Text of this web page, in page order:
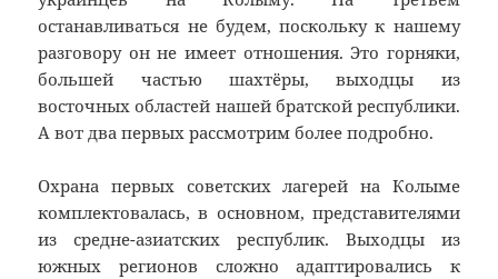
останавливаться не будем, поскольку к нашему
разговору он не имеет отношения. Это горняки,
большей частью шахтёры, выходцы из
восточных областей нашей братской республики.
А вот два первых рассмотрим более подробно.
Охрана первых советских лагерей на Колыме
комплектовалась, в основном, представителями
из средне-азиатских республик. Выходцы из
южных регионов сложно адаптировались к